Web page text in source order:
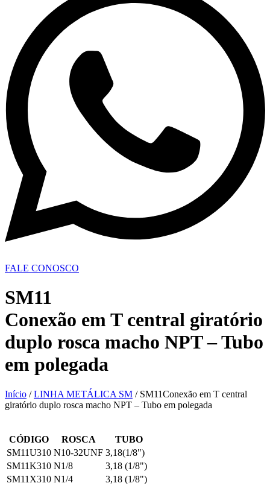
FALE CONOSCO
SM11
Conexão em T central giratório
duplo rosca macho NPT – Tubo
em polegada
Início /LINHA METÁLICA SM / SM11Conexão em T central
giratório duplo rosca macho NPT – Tubo em polegada
CÓDIGO ROSCA
TUBO
SM11U310 N10-32UNF 3,18(1/8")
SM11K310 N1/8
3,18 (1/8")
SM11X310 N1/4
3,18 (1/8")